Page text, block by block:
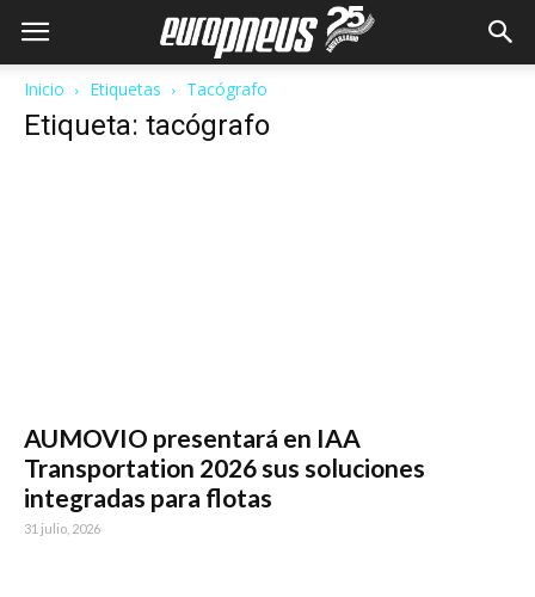
Inicio Etiquetas Tacógrafo
Etiqueta: tacógrafo
AUMOVIO presentará en IAA
Transportation 2026 sus soluciones
integradas para flotas
31 julio, 2026